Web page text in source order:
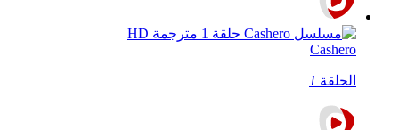
Cashero
الحلقة 1